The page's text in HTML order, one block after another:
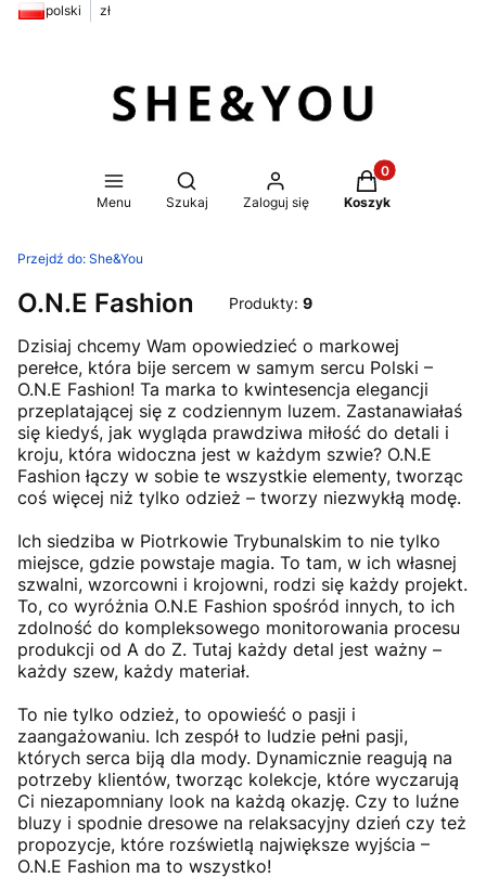
polski zł
Menu
Otwórz wyszukiwarkę
Szukaj Zaloguj się
Produkty w
Koszyk
Przejdź do: She&You
O.N.E Fashion Produkty: 9
Dzisiaj chcemy Wam opowiedzieć o markowej
perełce, która bije sercem w samym sercu Polski –
O.N.E Fashion! Ta marka to kwintesencja elegancji
przeplatającej się z codziennym luzem. Zastanawiałaś
się kiedyś, jak wygląda prawdziwa miłość do detali i
kroju, która widoczna jest w każdym szwie? O.N.E
Fashion łączy w sobie te wszystkie elementy, tworząc
coś więcej niż tylko odzież – tworzy niezwykłą modę.
Ich siedziba w Piotrkowie Trybunalskim to nie tylko
miejsce, gdzie powstaje magia. To tam, w ich własnej
szwalni, wzorcowni i krojowni, rodzi się każdy projekt.
To, co wyróżnia O.N.E Fashion spośród innych, to ich
zdolność do kompleksowego monitorowania procesu
produkcji od A do Z. Tutaj każdy detal jest ważny –
każdy szew, każdy materiał.
To nie tylko odzież, to opowieść o pasji i
zaangażowaniu. Ich zespół to ludzie pełni pasji,
których serca biją dla mody. Dynamicznie reagują na
potrzeby klientów, tworząc kolekcje, które wyczarują
Ci niezapomniany look na każdą okazję. Czy to luźne
bluzy i spodnie dresowe na relaksacyjny dzień czy też
propozycje, które rozświetlą największe wyjścia –
O.N.E Fashion ma to wszystko!